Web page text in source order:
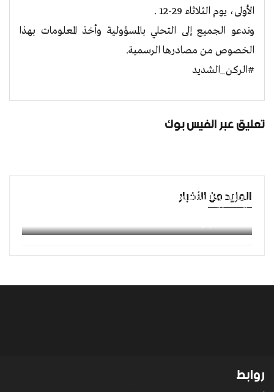
الأولى، يوم الثلاثاء 29-12 .
وندعو الجميع إلى التحلي بالمسؤولية وأخذ المعلومات بهذا
الخصوص من مصادرها الرسمية.
#الركن_الشديد
تعليق عبر الفيس بوك
المزيد من الأخبار
الهجمات على "كييف" وشرقها
روابط